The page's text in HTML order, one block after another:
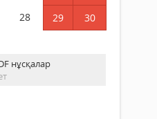
28 29
30
нұсқалар